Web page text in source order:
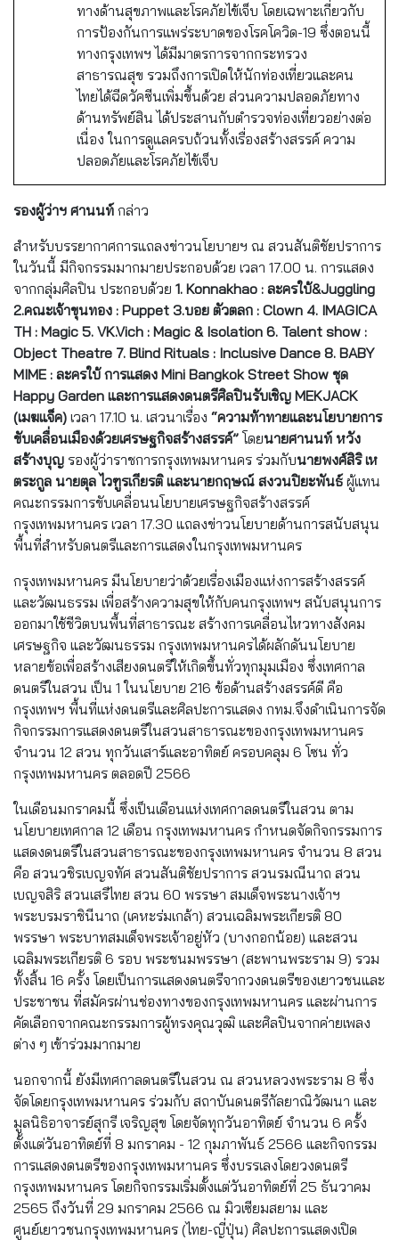
ทางด้านสุขภาพและโรคภัยไข้เจ็บ โดยเฉพาะเกี่ยวกับ
การป้องกันการแพร่ระบาดของโรคโควิด-19 ซึ่งตอนนี้
ทางกรุงเทพฯ ได้มีมาตรการจากกระทรวง
สาธารณสุข รวมถึงการเปิดให้นักท่องเที่ยวและคน
ไทยได้ฉีดวัคซีนเพิ่มขึ้นด้วย ส่วนความปลอดภัยทาง
ด้านทรัพย์สิน ได้ประสานกับตำรวจท่องเที่ยวอย่างต่อ
เนื่อง ในการดูแลครบถ้วนทั้งเรื่องสร้างสรรค์ ความ
ปลอดภัยและโรคภัยไข้เจ็บ
รองผู้ว่าฯ​ ศานนท์ กล่าว
สำหรับบรรยากาศการแถลงข่าวนโยบายฯ ณ สวนสันติชัยปราการ
ในวันนี้ มีกิจกรรมมากมายประกอบด้วย เวลา 17.00 น. การแสดง
จากกลุ่มศิลปิน​ ประกอบด้วย​ 1. Konnakhao : ละครใบ้&Juggling
2.คณะเจ้าขุนทอง : Puppet 3.บอย ตัวตลก : Clown 4. IMAGICA
TH : Magic 5. VK.Vich : Magic & Isolation 6. Talent show :
Object Theatre 7. Blind Rituals : Inclusive Dance 8. BABY
MIME : ละครใบ้​ การแสดง Mini Bangkok Street Show ชุด
Happy Garden และการแสดงดนตรีศิลปินรับเชิญ MEKJACK
(เมฆแจ็ค) เวลา 17.10 น. เสวนาเรื่อง “ความท้าทายและนโยบายการ
ขับเคลื่อนเมืองด้วยเศรษฐกิจสร้างสรรค์” โดยนายศานนท์ หวัง
สร้างบุญ รองผู้ว่าราชการกรุงเทพมหานคร ร่วมกับนายพงศ์สิริ เห
ตระกูล นายตุล ไวฑูรเกียรติ และนายกฤษณ์ สงวนปิยะพันธ์ ผู้แทน
คณะกรรมการขับเคลื่อนนโยบายเศรษฐกิจสร้างสรรค์
กรุงเทพมหานคร เวลา 17.30 แถลงข่าวนโยบายด้านการสนับสนุน
พื้นที่สำหรับดนตรีและการแสดงในกรุงเทพมหานคร
กรุงเทพมหานคร มีนโยบายว่าด้วยเรื่องเมืองแห่งการสร้างสรรค์
และวัฒนธรรม เพื่อสร้างความสุขให้กับคนกรุงเทพฯ สนับสนุนการ
ออกมาใช้ชีวิตบนพื้นที่สาธารณะ สร้างการเคลื่อนไหวทางสังคม
เศรษฐกิจ และวัฒนธรรม กรุงเทพมหานครได้ผลักดันนโยบาย
หลายข้อเพื่อสร้างเสียงดนตรีให้เกิดขึ้นทั่วทุกมุมเมือง ซึ่งเทศกาล
ดนตรีในสวน เป็น 1 ในนโยบาย 216 ข้อด้านสร้างสรรค์ดี คือ
กรุงเทพฯ พื้นที่แห่งดนตรีและศิลปะการแสดง กทม.จึงดำเนินการจัด
กิจกรรมการแสดงดนตรีในสวนสาธารณะของกรุงเทพมหานคร
จำนวน 12 สวน ทุกวันเสาร์และอาทิตย์ ครอบคลุม 6 โซน ทั่ว
กรุงเทพมหานคร ตลอดปี 2566
ในเดือนมกราคมนี้ ซึ่งเป็นเดือนแห่งเทศกาลดนตรีในสวน ตาม
นโยบายเทศกาล 12 เดือน กรุงเทพมหานคร กำหนดจัดกิจกรรมการ
แสดงดนตรีในสวนสาธารณะของกรุงเทพมหานคร จำนวน 8 สวน
คือ สวนวชิรเบญจทัศ สวนสันติชัยปราการ สวนรมณีนาถ สวน
เบญจสิริ สวนเสรีไทย สวน 60 พรรษา สมเด็จพระนางเจ้าฯ
พระบรมราชินีนาถ (เคหะร่มเกล้า) สวนเฉลิมพระเกียรติ 80
พรรษา พระบาทสมเด็จพระเจ้าอยู่หัว (บางกอกน้อย) และสวน
เฉลิมพระเกียรติ 6 รอบ พระชนมพรรษา (สะพานพระราม 9) รวม
ทั้งสิ้น 16 ครั้ง โดยเป็นการแสดงดนตรีจากวงดนตรีของเยาวชนและ
ประชาชน ที่สมัครผ่านช่องทางของกรุงเทพมหานคร และผ่านการ
คัดเลือกจากคณะกรรมการผู้ทรงคุณวุฒิ และศิลปินจากค่ายเพลง
ต่าง ๆ เข้าร่วมมากมาย
นอกจากนี้ ยังมีเทศกาลดนตรีในสวน ณ สวนหลวงพระราม 8 ซึ่ง
จัดโดยกรุงเทพมหานคร ร่วมกับ สถาบันดนตรีกัลยาณิวัฒนา และ
มูลนิธิอาจารย์สุกรี เจริญสุข โดยจัดทุกวันอาทิตย์ จำนวน 6 ครั้ง
ตั้งแต่วันอาทิตย์ที่ 8 มกราคม - 12 กุมภาพันธ์ 2566 และกิจกรรม
การแสดงดนตรีของกรุงเทพมหานคร ซึ่งบรรเลงโดยวงดนตรี
กรุงเทพมหานคร โดยกิจกรรมเริ่มตั้งแต่วันอาทิตย์ที่ 25 ธันวาคม
2565 ถึงวันที่ 29 มกราคม 2566 ณ มิวเซียมสยาม และ
ศูนย์เยาวชนกรุงเทพมหานคร (ไทย-ญี่ปุ่น) ศิลปะการแสดงเปิด